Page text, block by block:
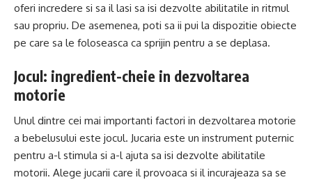
oferi incredere si sa il lasi sa isi dezvolte abilitatile in ritmul
sau propriu. De asemenea, poti sa ii pui la dispozitie obiecte
pe care sa le foloseasca ca sprijin pentru a se deplasa.
Jocul: ingredient-cheie in dezvoltarea
motorie
Unul dintre cei mai importanti factori in dezvoltarea motorie
a bebelusului este jocul. Jucaria este un instrument puternic
pentru a-l stimula si a-l ajuta sa isi dezvolte abilitatile
motorii. Alege jucarii care il provoaca si il incurajeaza sa se